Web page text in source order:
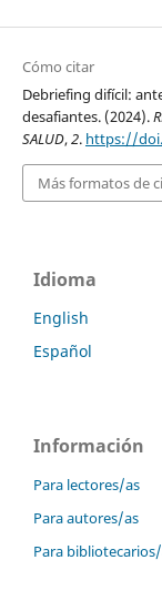
Cómo citar
Debriefing difícil:
desafiantes. (2024).
SALUD,2. https://
Más formatos de
Idioma
English
Español
Información
Para lectores/as
Para autores/as
Para